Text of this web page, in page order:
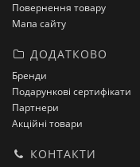
Повернення товару
Мапа сайту
ДОДАТКОВО
Бренди
Подарункові сертифікати
Партнери
Акційні товари
КОНТАКТИ